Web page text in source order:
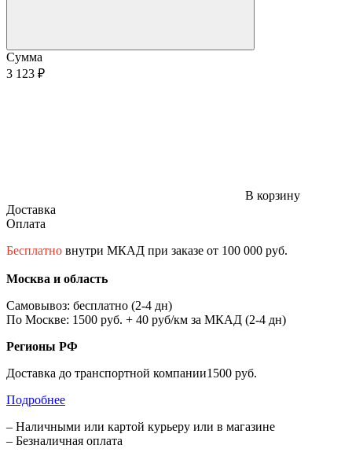
Сумма
3 123 ₽
В корзину
Доставка
Оплата
Бесплатно внутри МКАД при заказе от 100 000 руб.
Москва и область
Самовывоз: бесплатно (2-4 дн)
По Москве: 1500 руб. + 40 руб/км за МКАД (2-4 дн)
Регионы РФ
Доставка до транспортной компании1500 руб.
Подробнее
– Наличными или картой курьеру или в магазине
– Безналичная оплата